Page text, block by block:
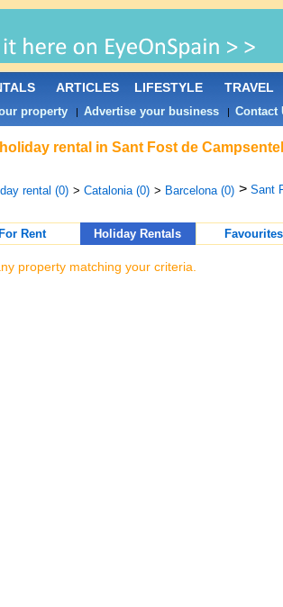
rental in Sant Fost de
rental (0) > Catalonia (0) > Barcelona (0) > Sant
For Rent Holiday Rentals Favourites
property matching your criteria.
ARTICLES LIFESTYLE TRAVEL
property| Advertise your business| Contact